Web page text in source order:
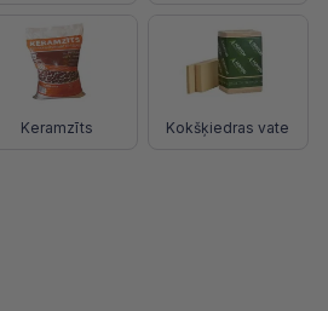
Keramzīts Kokšķiedras vate